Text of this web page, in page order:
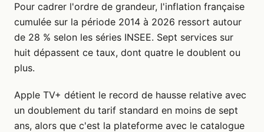
Pour cadrer l'ordre de grandeur, l'inflation française
cumulée sur la période 2014 à 2026 ressort autour
de 28 % selon les séries INSEE. Sept services sur
huit dépassent ce taux, dont quatre le doublent ou
plus.
Apple TV+ détient le record de hausse relative avec
un doublement du tarif standard en moins de sept
ans, alors que c'est la plateforme avec le catalogue